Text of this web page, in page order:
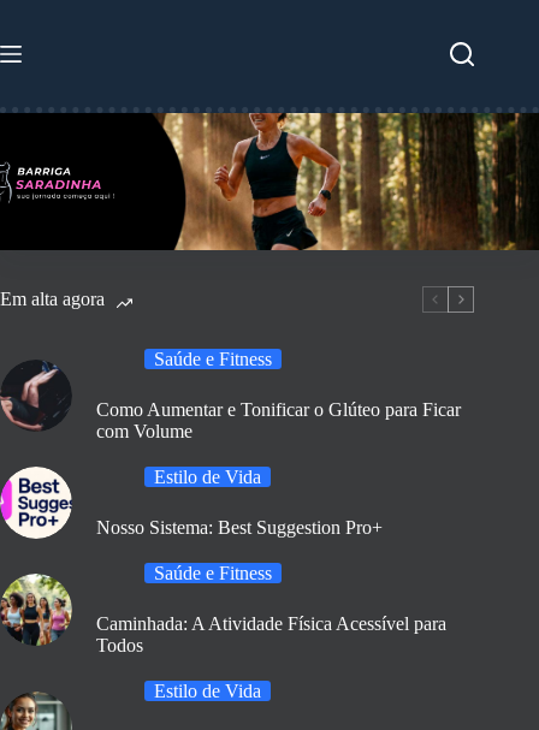
o
Em alta agora
Saúde e Fitness
Como Aumentar e Tonificar o Glúteo para Ficar
com Volume
Estilo de Vida
Nosso Sistema: Best Suggestion Pro+
Saúde e Fitness
Caminhada: A Atividade Física Acessível para
Todos
Estilo de Vida